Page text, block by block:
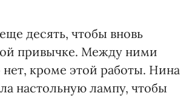
десять, чтобы вновь
привычке. Между ними
кроме этой работы. Нина
настольную лампу, чтобы